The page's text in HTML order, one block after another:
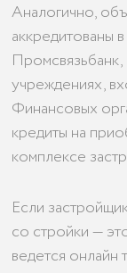
Аналогично,
аккредитованы
учреждениях,
Финансовых
кредиты на
комплексе
Если
со стройки —
ведется